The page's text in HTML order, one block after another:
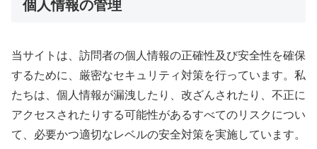
個人情報の管理
当サイトは、訪問者の個人情報の正確性及び安全性を確保
するために、厳密なセキュリティ対策を行っています。私
たちは、個人情報が漏洩したり、改ざんされたり、不正に
アクセスされたりする可能性があるすべてのリスクについ
て、必要かつ適切なレベルの安全対策を実施しています。